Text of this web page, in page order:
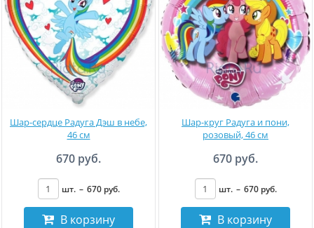
Шар-сердце Радуга Дэш в небе,
46 см
670 руб.
шт. – 670 руб.
В корзину
Шар-круг Радуга и пони,
розовый, 46 см
670 руб.
шт. – 670 руб.
В корзину